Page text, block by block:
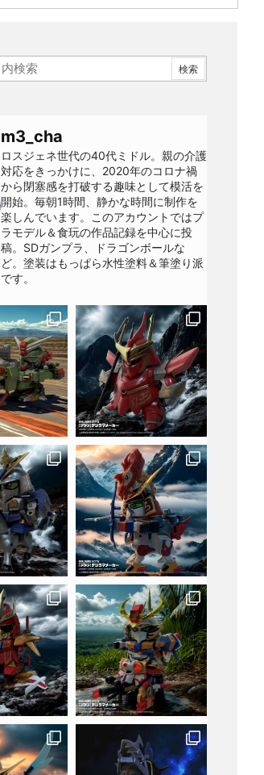
m3_cha
ロスジェネ世代の40代ミドル。親の介護
対応をきっかけに、2020年のコロナ禍
から閉塞感を打破する趣味として模活を
開始。毎朝1時間、静かな時間に制作を
楽しんでいます。このアカウントではプ
ラモデル＆食玩の作品記録を中心に投
稿。SDガンプラ、ドラゴンボールな
ど。塗装はもっぱら水性塗料＆筆塗り派
です。